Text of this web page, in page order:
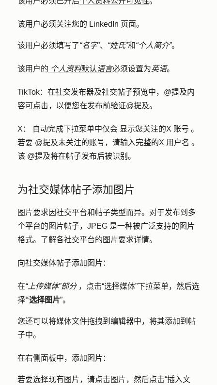
该用户必须关注您的 LinkedIn 页面。
该用户必须填写了“名字”、 “姓氏”和“个人简介”。
该用户的 个人资料默认 语言必须设置为英语。
TikTok： 在社交发布器及社交帖子预览中，@提及内
容可点击，以便您在发布前验证@提及。
X ： 自动完成下拉菜单中仅会 显示您关注的X 账号 。
若要 @提及未关注的账号，请输入完整的X 用户名 。
该 @提及将在帖子发布后被识别。
为社交媒体帖子添加图片
图片要求因社交平台和帖子类型而异。对于发布到多
个平台的图片帖子，JPEG 是一种被广泛支持的图片
格式。了解各社交平台的图片要求详情。
向社交媒体帖子添加图片：
在“上传媒体”部分 ，点击“选择媒体”下拉菜单，然后选
择“选择图片”。
您还可以将媒体文件拖拽到编辑器中，将其添加到帖
子中。
在右侧面板中，添加图片：
若要选择现有图片，请点击 图片，然后点击“插入文